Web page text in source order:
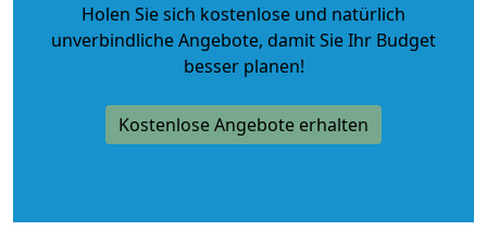
Holen Sie sich kostenlose und natürlich
unverbindliche Angebote, damit Sie Ihr Budget
besser planen!
Kostenlose Angebote erhalten